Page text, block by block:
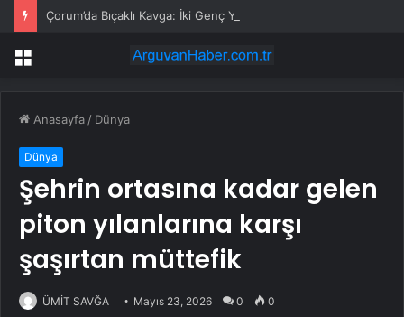
Çorum’da Bıçaklı Kavga: İki Genç Yaralı
Menü
Anasayfa / Dünya
Dünya
Şehrin ortasına kadar gelen
piton yılanlarına karşı
şaşırtan müttefik
ÜMİT SAVĞA Mayıs 23, 2026 0 0